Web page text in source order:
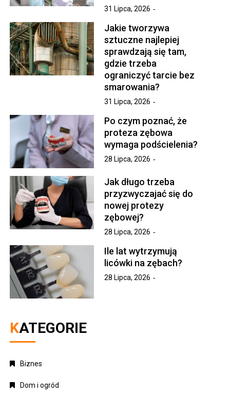
31 Lipca, 2026
Jakie tworzywa
sztuczne najlepiej
sprawdzają się tam,
gdzie trzeba
ograniczyć tarcie bez
smarowania?
31 Lipca, 2026
Po czym poznać, że
proteza zębowa
wymaga podścielenia?
28 Lipca, 2026
Jak długo trzeba
przyzwyczajać się do
nowej protezy
zębowej?
28 Lipca, 2026
Ile lat wytrzymują
licówki na zębach?
28 Lipca, 2026
KATEGORIE
Biznes
Dom i ogród